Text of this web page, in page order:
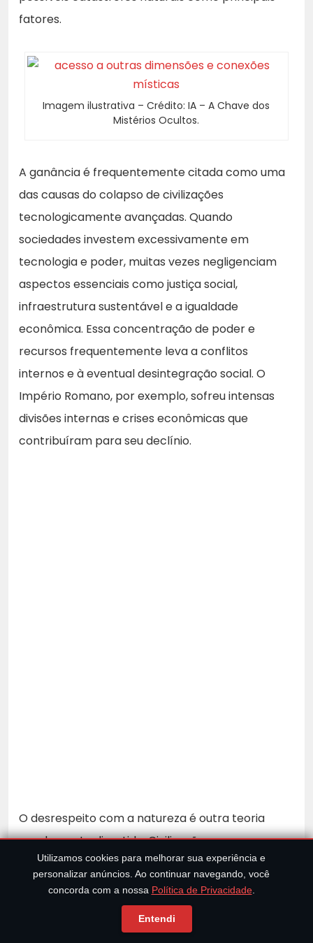
fatores.
Imagem ilustrativa – Crédito: IA – A Chave dos
Mistérios Ocultos.
A ganância é frequentemente citada como uma
das causas do colapso de civilizações
tecnologicamente avançadas. Quando
sociedades investem excessivamente em
tecnologia e poder, muitas vezes negligenciam
aspectos essenciais como justiça social,
infraestrutura sustentável e a igualdade
econômica. Essa concentração de poder e
recursos frequentemente leva a conflitos
internos e à eventual desintegração social. O
Império Romano, por exemplo, sofreu intensas
divisões internas e crises econômicas que
contribuíram para seu declínio.
O desrespeito com a natureza é outra teoria
amplamente discutida. Civilizações que
alcançaram altos níveis de inovação tecnológica,
como os Maias e os próprios Romanos,
tornaram-se vulneráveis às consequências de
suas atividades destrutivas. O impacto ambiental,
Utilizamos cookies para melhorar sua experiência e
personalizar anúncios. Ao continuar navegando, você
concorda com a nossa Política de Privacidade.
Entendi